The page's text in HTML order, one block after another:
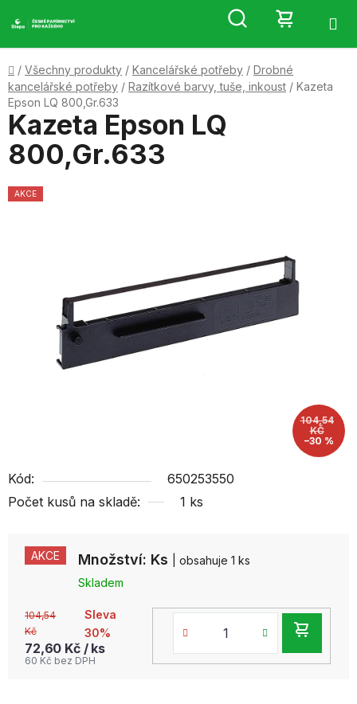
na
Hledat
KOŠÍK
Domů
/ Všechny produkty / Kancelářské potřeby / Drobné
kancelářské potřeby / Razítkové barvy, tuše, inkoust / Kazeta
Epson LQ 800,Gr.633
AKCE Množství: Ks
| obsahuje 1 ks
Skladem
104,54
Kč
Sleva
30%
72,60 Kč / ks
60 Kč bez DPH
Kód:
650253550
Počet kusů na skladě:
1 ks
Kazeta Epson LQ
800,Gr.633
AKCE
104,54
KČ
–30 %